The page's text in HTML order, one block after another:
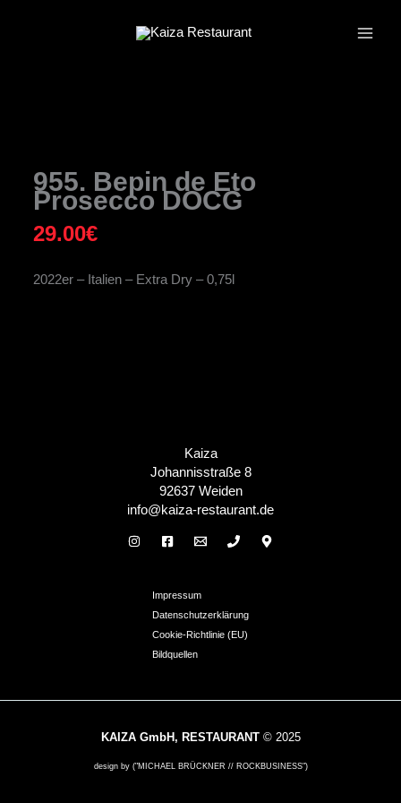
955. Bepin de Eto
Prosecco DOCG
29.00€
2022er – Italien – Extra Dry – 0,75l
Kaiza
Johannisstraße 8
92637 Weiden
info@kaiza-restaurant.de
Impressum
Datenschutzerklärung
Cookie-Richtlinie (EU)
Bildquellen
KAIZA GmbH, RESTAURANT© 2025
design by ("MICHAEL BRÜCKNER // ROCKBUSINESS")